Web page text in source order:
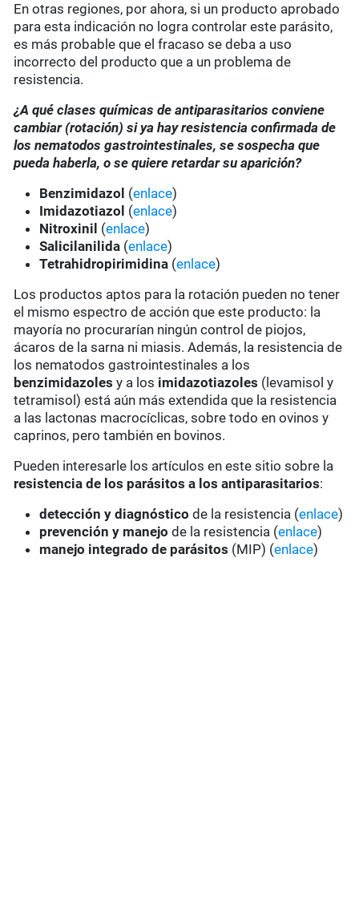
En otras regiones, por ahora, si un producto aprobado
para esta indicación no logra controlar este parásito,
es más probable que el fracaso se deba a uso
incorrecto del producto que a un problema de
resistencia.
¿A qué clases químicas de antiparasitarios conviene
cambiar (rotación) si ya hay resistencia confirmada de
los nematodos gastrointestinales, se sospecha que
pueda haberla, o se quiere retardar su aparición?
Benzimidazol (enlace)
Imidazotiazol (enlace)
Nitroxinil (enlace)
Salicilanilida (enlace)
Tetrahidropirimidina (enlace)
Los productos aptos para la rotación pueden no tener
el mismo espectro de acción que este producto: la
mayoría no procurarían ningún control de piojos,
ácaros de la sarna ni miasis. Además, la resistencia de
los nematodos gastrointestinales a los
benzimidazoles y a los imidazotiazoles (levamisol y
tetramisol) está aún más extendida que la resistencia
a las lactonas macrocíclicas, sobre todo en ovinos y
caprinos, pero también en bovinos.
Pueden interesarle los artículos en este sitio sobre la
resistencia de los parásitos a los antiparasitarios:
detección y diagnóstico de la resistencia (enlace)
prevención y manejo de la resistencia (enlace)
manejo integrado de parásitos (MIP) (enlace)